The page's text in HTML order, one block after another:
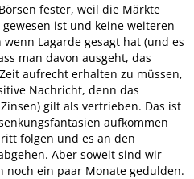
fester, weil die Märkte
ist und keine weiteren
Lagarde gesagt hat (und es
man davon ausgeht, das
aufrecht erhalten zu müssen,
Nachricht, denn das
gilt als vertrieben. Das ist
aufkommen
folgen und es an den
Aber soweit sind wir
noch ein paar Monate gedulden.